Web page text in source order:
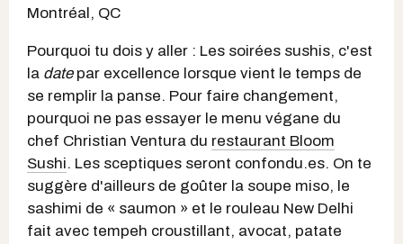
Montréal, QC
Pourquoi tu dois y aller : Les soirées sushis, c'est
la datepar excellence lorsque vient le temps de
se remplir la panse. Pour faire changement,
pourquoi ne pas essayer le menu végane du
chef Christian Ventura du restaurant Bloom
Sushi. Les sceptiques seront confondu.es. On te
suggère d'ailleurs de goûter la soupe miso, le
sashimi de « saumon » et le rouleau New Delhi
fait avec tempeh croustillant, avocat, patate